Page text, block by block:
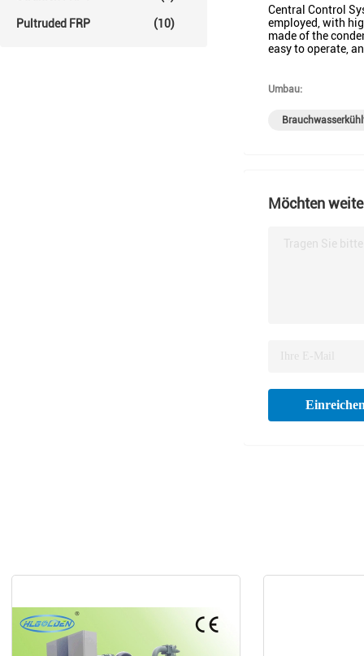
Pultruded FRP (10)
Central Control
employed, with
made of the
easy to operate,
Umbau:
Möchten
Tragen Sie